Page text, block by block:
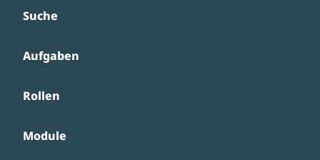
Suche
Aufgaben
Rollen
Module